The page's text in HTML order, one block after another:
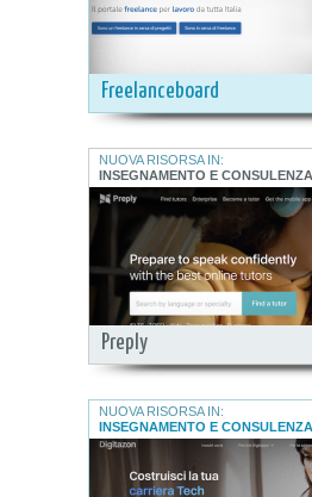
Freelanceboard
Preply
NUOVA RISORSA IN:
INSEGNAMENTO E
NUOVA RISORSA IN:
INSEGNAMENTO E